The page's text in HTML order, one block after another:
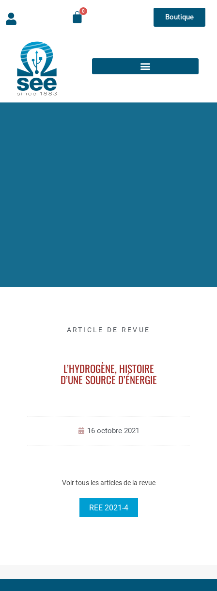
Boutique
ARTICLE DE REVUE
L’HYDROGÈNE, HISTOIRE
D’UNE SOURCE D’ÉNERGIE
16 octobre 2021
Voir tous les articles de la revue
REE 2021-4